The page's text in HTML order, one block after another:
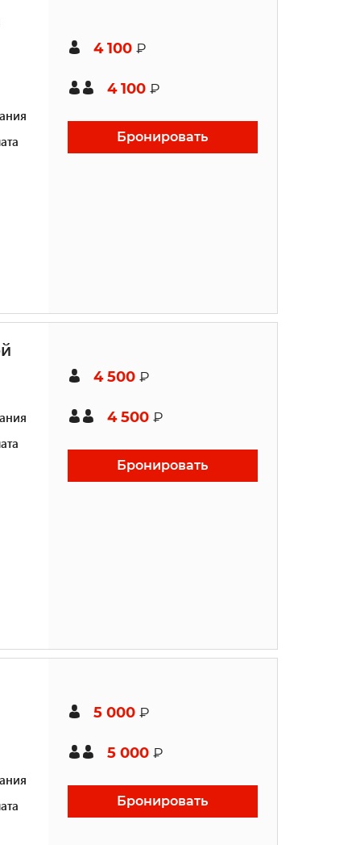
4 100 ₽
4 100 ₽
Бронировать
4 500 ₽
4 500 ₽
Бронировать
5 000 ₽
5 000 ₽
Бронировать